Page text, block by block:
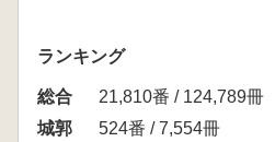
ランキング
総合
21,810番 / 124,789冊
城郭
524番 / 7,554冊